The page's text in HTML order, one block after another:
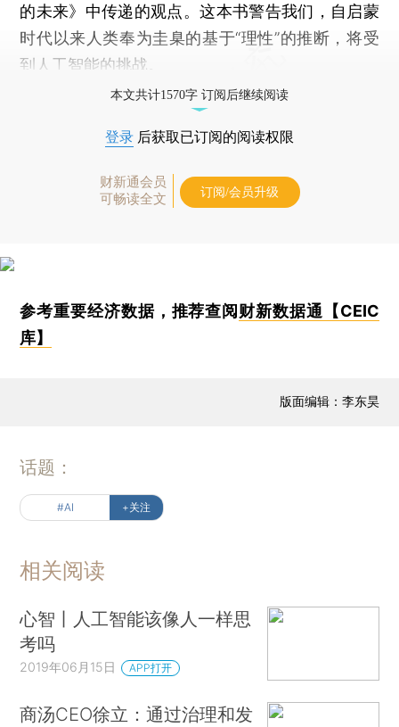
的未来》中传递的观点。这本书警告我们，自启蒙
时代以来人类奉为圭臬的基于“理性”的推断，将受
到人工智能的挑战。
本文共计1570字 订阅后继续阅读
登录 后获取已订阅的阅读权限
财新通会员
可畅读全文
订阅/会员升级
参考重要经济数据，推荐查阅 财新数据通【CEIC
库】
版面编辑：李东昊
话题：
#AI +关注
相关阅读
心智丨人工智能该像人一样思
考吗
2019年06月15日 APP打开
商汤CEO徐立：通过治理和发